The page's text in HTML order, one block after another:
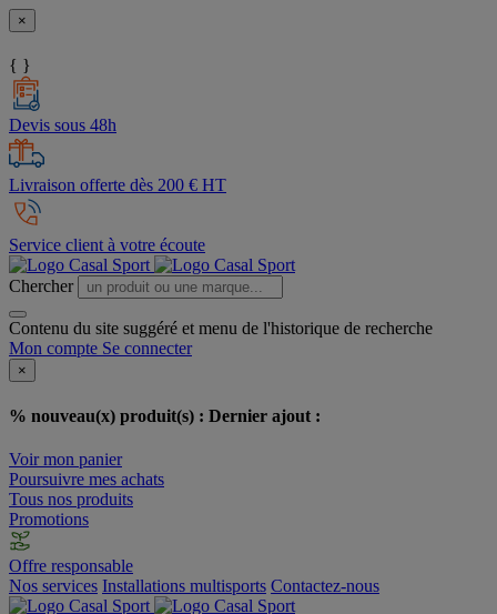
×
{ }
Devis sous 48h
Livraison offerte dès 200 € HT
Service client à votre écoute
Chercher
Contenu du site suggéré et menu de l'historique de recherche
Mon compte Se connecter
×
% nouveau(x) produit(s) : Dernier ajout :
Voir mon panier
Poursuivre mes achats
Tous nos produits
Promotions
Offre responsable
Nos services Installations multisports Contactez-nous